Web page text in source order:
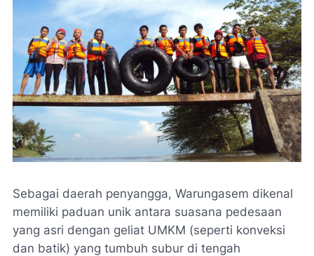
Sebagai daerah penyangga, Warungasem dikenal
memiliki paduan unik antara suasana pedesaan
yang asri dengan geliat UMKM (seperti konveksi
dan batik) yang tumbuh subur di tengah